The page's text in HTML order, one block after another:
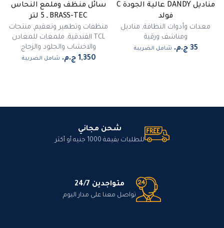
مناديل DANDY عالية الجودة C
فولد
معدات وأدوات النظافة, مناديل
ومناشف ورقية
شامل الضريبة
سائل منظف وملمع النحاس
BRASS-TEC ـ 5 لتر
منظفات وتطهير وتعقيم, منتجات
TCL الفندقية
, ملمعات للمعادن
والاخشاب والجلود والزجاج
شامل الضريبة
شحن مجاني
للطلبات بقيمة 1000 جنيه أو أكثر
متواجدين 24/7
تواصل معنا على مدار اليوم